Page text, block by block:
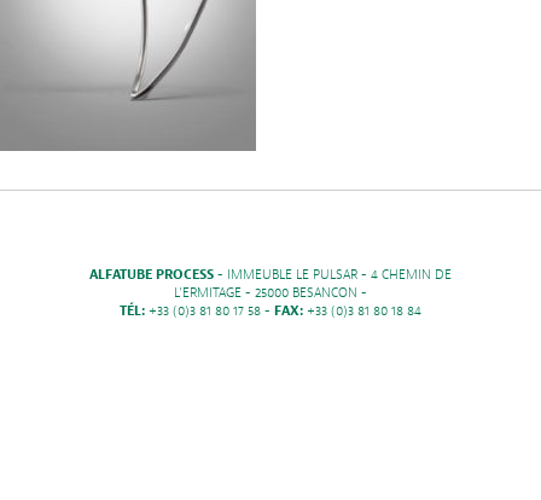
ALFATUBE PROCESS - IMMEUBLE LE PULSAR - 4 CHEMIN DE
L'ERMITAGE - 25000 BESANCON -
TÉL: +33 (0)3 81 80 17 58 - FAX: +33 (0)3 81 80 18 84